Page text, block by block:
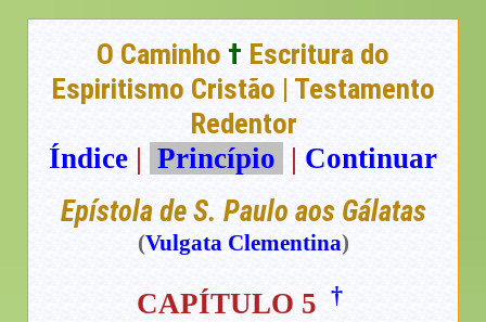
O Caminho † Escritura do
Espiritismo Cristão | Testamento
Redentor
Índice | Princípio | Continuar
Epístola de S. Paulo aos Gálatas
(Vulgata Clementina)
CAPÍTULO 5 †